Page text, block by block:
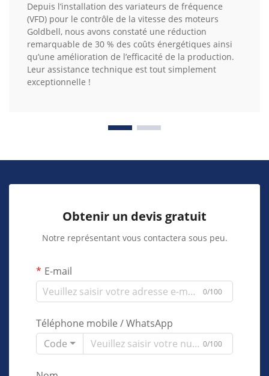
Depuis l’installation des variateurs de fréquence
(VFD) pour le contrôle de la vitesse des moteurs
Goldbell, nous avons constaté une réduction
remarquable de 30 % des coûts énergétiques ainsi
qu’une amélioration de l’efficacité de la production.
Leur assistance technique est tout simplement
exceptionnelle !
Obtenir un devis gratuit
Notre représentant vous contactera sous peu.
E-mail
0/100
Téléphone mobile / WhatsApp
Code
0/100